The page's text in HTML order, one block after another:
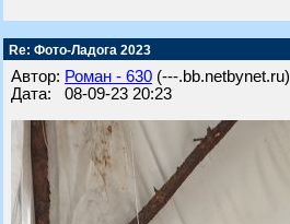
Re: Фото-Ладога 2023
Автор: Роман - 630 (---.bb.netbynet.ru)
Дата: 08-09-23 20:23